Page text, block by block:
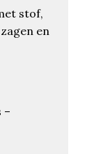
stof,
en
–